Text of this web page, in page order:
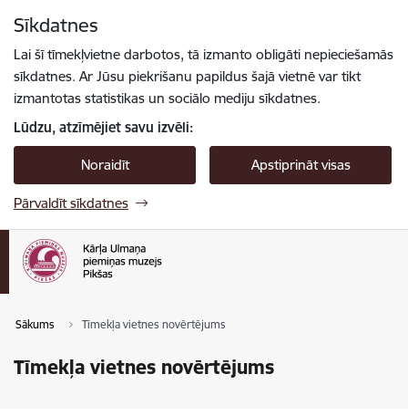
Sīkdatnes
Lai šī tīmekļvietne darbotos, tā izmanto obligāti nepieciešamās
sīkdatnes. Ar Jūsu piekrišanu papildus šajā vietnē var tikt
izmantotas statistikas un sociālo mediju sīkdatnes.
Lūdzu, atzīmējiet savu izvēli:
Noraidīt Apstiprināt visas
Pārvaldīt sīkdatnes
Sākums Tīmekļa vietnes novērtējums
Tīmekļa vietnes novērtējums